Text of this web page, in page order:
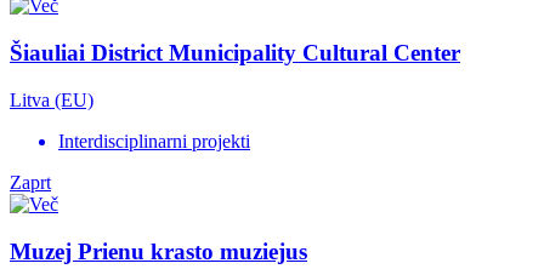
Šiauliai District Municipality Cultural Center
Litva (EU)
Interdisciplinarni projekti
Zaprt
Muzej Prienu krasto muziejus